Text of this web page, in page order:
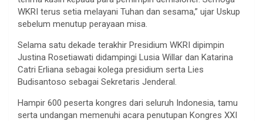
WKRI terus setia melayani Tuhan dan sesama,” ujar Uskup
sebelum menutup perayaan misa.
Selama satu dekade terakhir Presidium WKRI dipimpin
Justina Rosetiawati didampingi Lusia Willar dan Katarina
Catri Erliana sebagai kolega presidium serta Lies
Budisantoso sebagai Sekretaris Jenderal.
Hampir 600 peserta kongres dari seluruh Indonesia, tamu
serta undangan memenuhi acara penutupan Kongres XXI